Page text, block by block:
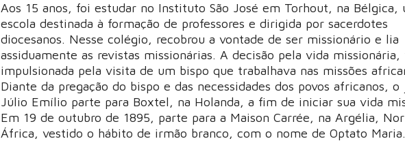
Aos 15 anos, foi estudar no Instituto São José em Torhout, na Bélgica,
escola destinada à formação de professores e dirigida por sacerdotes
diocesanos. Nesse colégio, recobrou a vontade de ser missionário e lia
assiduamente as revistas missionárias. A decisão pela vida
impulsionada pela visita de um bispo que trabalhava nas missões
Diante da pregação do bispo e das necessidades dos povos africanos, o
Júlio Emílio parte para Boxtel, na Holanda, a fim de iniciar sua vida
Em 19 de outubro de 1895, parte para a Maison Carrée, na Argélia,
África, vestido o hábito de irmão branco, com o nome de Optato Maria.